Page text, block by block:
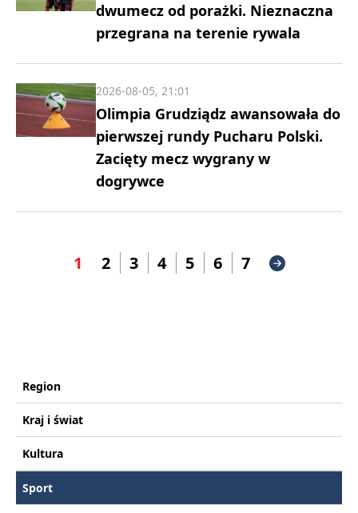
dwumecz od porażki. Nieznaczna
przegrana na terenie rywala
Olimpia Grudziądz awansowała do
pierwszej rundy Pucharu Polski.
Zacięty mecz wygrany w
dogrywce
2026-08-05, 21:01
1 2 3 4 5 6 7
Region
Kraj i świat
Kultura
Sport